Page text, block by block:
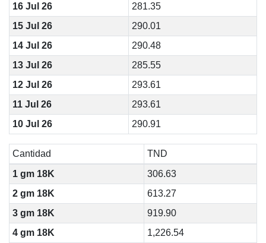
16 Jul 26
281.35
15 Jul 26
290.01
14 Jul 26
290.48
13 Jul 26
285.55
12 Jul 26
293.61
11 Jul 26
293.61
10 Jul 26
290.91
Cantidad
TND
1 gm 18K
306.63
2 gm 18K
613.27
3 gm 18K
919.90
4 gm 18K
1,226.54